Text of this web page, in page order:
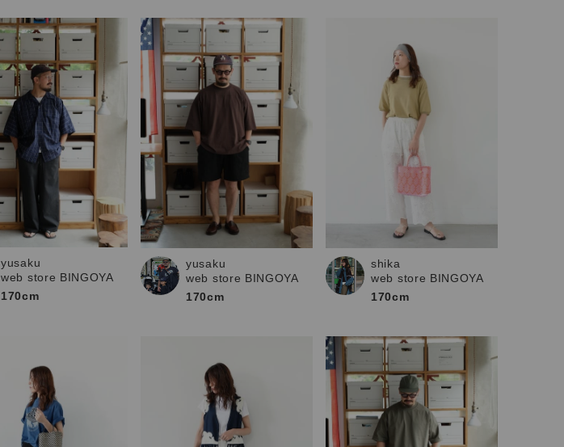
yusaku
web store BINGOYA
170cm
yusaku
web store BINGOYA
170cm
shika
web store BINGOYA
170cm